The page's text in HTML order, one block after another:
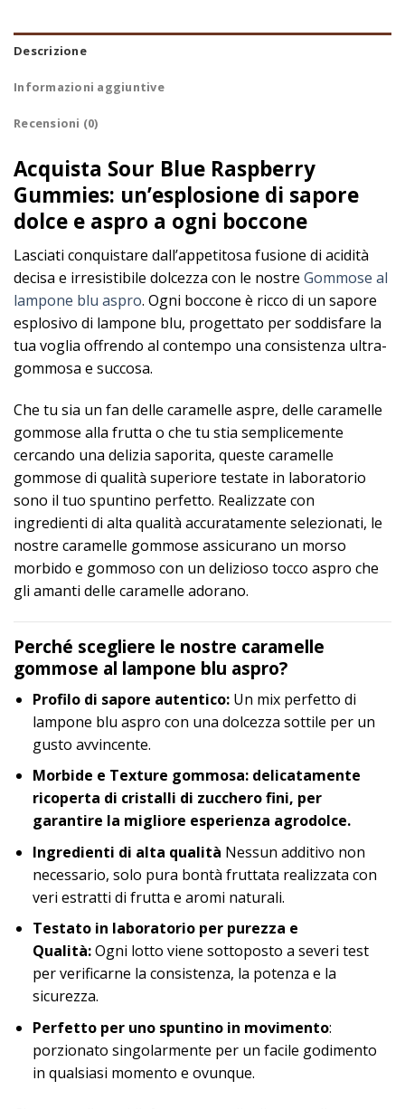
Descrizione
Informazioni aggiuntive
Recensioni (0)
Acquista Sour Blue Raspberry
Gummies: un’esplosione di sapore
dolce e aspro a ogni boccone
Lasciati conquistare dall’appetitosa fusione di acidità
decisa e irresistibile dolcezza con le nostre Gommose al
lampone blu aspro. Ogni boccone è ricco di un sapore
esplosivo di lampone blu, progettato per soddisfare la
tua voglia offrendo al contempo una consistenza ultra-
gommosa e succosa.
Che tu sia un fan delle caramelle aspre, delle caramelle
gommose alla frutta o che tu stia semplicemente
cercando una delizia saporita, queste caramelle
gommose di qualità superiore testate in laboratorio
sono il tuo spuntino perfetto. Realizzate con
ingredienti di alta qualità accuratamente selezionati, le
nostre caramelle gommose assicurano un morso
morbido e gommoso con un delizioso tocco aspro che
gli amanti delle caramelle adorano.
Perché scegliere le nostre caramelle
gommose al lampone blu aspro?
Profilo di sapore autentico:Un mix perfetto di
lampone blu aspro con una dolcezza sottile per un
gusto avvincente.
Morbide e Texture gommosa: delicatamente
ricoperta di cristalli di zucchero fini, per
garantire la migliore esperienza agrodolce.
Ingredienti di alta qualità Nessun additivo non
necessario, solo pura bontà fruttata realizzata con
veri estratti di frutta e aromi naturali.
Testato in laboratorio per purezza e
Qualità:Ogni lotto viene sottoposto a severi test
per verificarne la consistenza, la potenza e la
sicurezza.
Perfetto per uno spuntino in movimento:
porzionato singolarmente per un facile godimento
in qualsiasi momento e ovunque.